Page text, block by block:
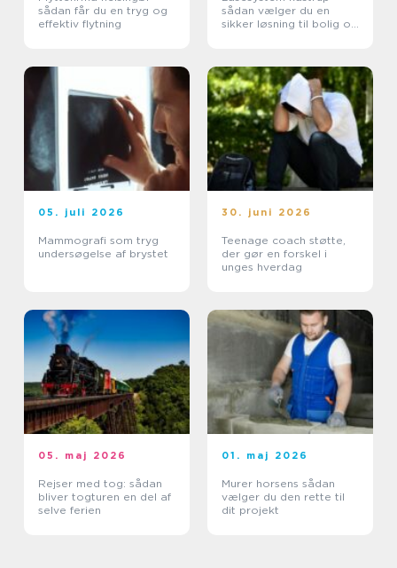
sådan får du en tryg og
effektiv flytning
sådan vælger du en
sikker løsning til bolig og
05. juli 2026
Mammografi som tryg
undersøgelse af brystet
30. juni 2026
Teenage coach støtte,
der gør en forskel i
unges hverdag
05. maj 2026
Rejser med tog: sådan
bliver togturen en del af
selve ferien
01. maj 2026
Murer horsens sådan
vælger du den rette til
dit projekt